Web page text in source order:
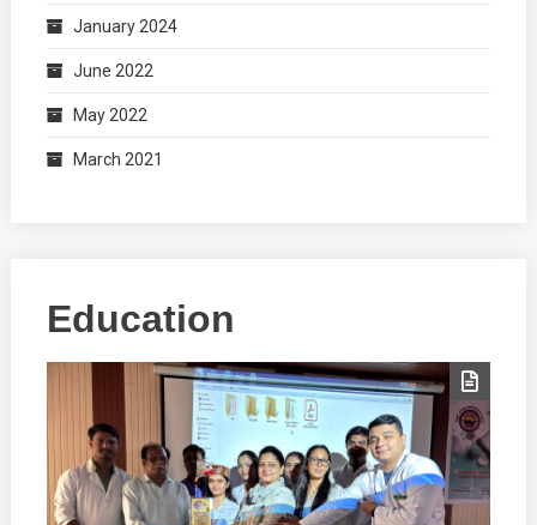
January 2024
June 2022
May 2022
March 2021
Education